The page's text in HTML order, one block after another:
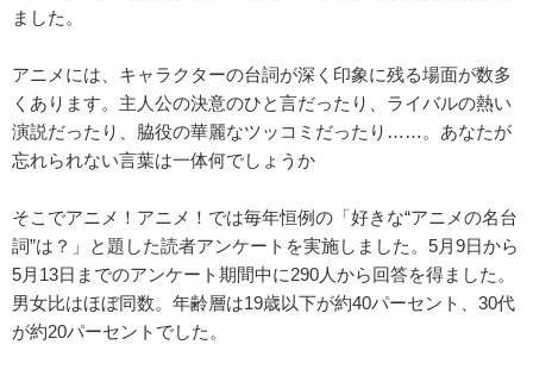
ました。
アニメには、キャラクターの台詞が深く印象に残る場面が数多
くあります。主人公の決意のひと言だったり、ライバルの熱い
演説だったり、脇役の華麗なツッコミだったり……。あなたが
忘れられない言葉は一体何でしょうか
そこでアニメ！アニメ！では毎年恒例の「好きな“アニメの名台
詞”は？」と題した読者アンケートを実施しました。5月9日から
5月13日までのアンケート期間中に290人から回答を得ました。
男女比はほぼ同数。年齢層は19歳以下が約40パーセント、30代
が約20パーセントでした。